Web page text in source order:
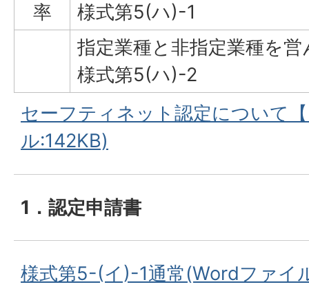
率
様式第5(ハ)-1
指定業種と非指定業種
様式第5(ハ)-2
セーフティネット認定について
ル:142KB)
1．認定申請書
様式第5-(イ)-1通常(Wordファイ